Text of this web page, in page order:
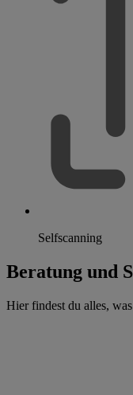
Selfscanning
Beratung und
Hier findest du alles,